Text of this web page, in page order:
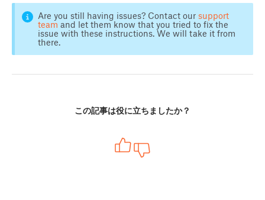
Are you still having issues? Contact our support
team and let them know that you tried to fix the
issue with these instructions. We will take it from
there.
この記事は役に立ちましたか？